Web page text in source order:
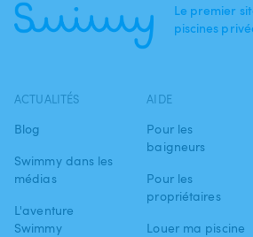
Le premier
piscines
ACTUALITÉS
Blog
Swimmy dans les
médias
L'aventure
Swimmy
AIDE
Pour les
baigneurs
Pour les
propriétaires
Louer ma piscine